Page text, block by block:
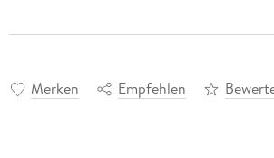
Merken Empfehlen